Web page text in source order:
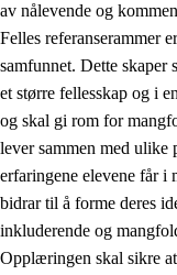
1.4
1.5 Respekt for
1.6 Demokrati
av nålevende og
Felles referanserammer
samfunnet. Dette skaper
et større fellesskap og i
og skal gi rom for
lever sammen med ulike
erfaringene elevene får i
bidrar til å forme deres
inkluderende og
Opplæringen skal sikre